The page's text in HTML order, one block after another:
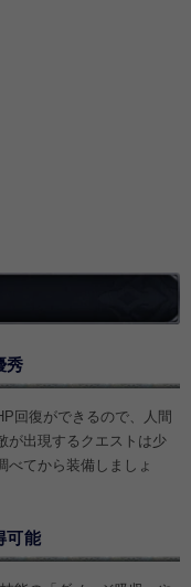
秀
回復ができるので、人間
が出現するクエストは少
べてから装備しましょ
可能